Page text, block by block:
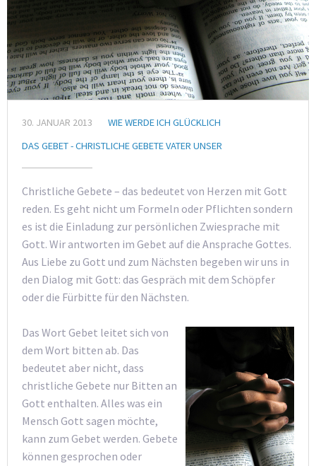
30. JANUAR 2013
WIE WERDE ICH GLÜCKLICH
DAS GEBET - CHRISTLICHE GEBETE VATER UNSER
Christliche Gebete – das bedeutet von Herzen mit Gott
reden. Es geht nicht um Formeln oder Pflichten sondern
es ist die Einladung zur persönlichen Zwiesprache mit
Gott. Wir antworten im Gebet auf die Ansprache Gottes.
Aus Liebe zu Gott und zum Nächsten begeben wir uns in
den Dialog mit Gott: das Gespräch mit dem Schöpfer
oder die Fürbitte für den Nächsten.
Das Wort Gebet leitet sich von
dem Wort bitten ab. Das
bedeutet aber nicht, dass
christliche Gebete nur Bitten an
Gott enthalten. Alles was ein
Mensch Gott sagen möchte,
kann zum Gebet werden. Gebete
können gesprochen oder